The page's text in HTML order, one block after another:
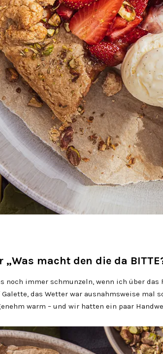
„Was macht den die da
noch immer schmunzeln, wenn ich über das
Galette, das Wetter war ausnahmsweise mal
warm – und wir hatten ein paar